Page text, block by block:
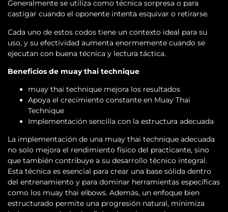
Generalmente se utiliza como técnica sorpresa o para
castigar cuando el oponente intenta esquivar o retirarse.
Cada uno de estos codos tiene un contexto ideal para su
uso, y su efectividad aumenta enormemente cuando se
ejecutan con buena técnica y lectura táctica.
Beneficios de muay thai technique
muay thai technique mejora los resultados
Apoya el crecimiento constante en Muay Thai
Technique
Implementación sencilla con la estructura adecuada
La implementación de una muay thai technique adecuada
no solo mejora el rendimiento físico del practicante, sino
que también contribuye a su desarrollo técnico integral.
Esta técnica es esencial para crear una base sólida dentro
del entrenamiento y para dominar herramientas específicas
como los muay thai elbows. Además, un enfoque bien
estructurado permite una progresión natural, minimiza